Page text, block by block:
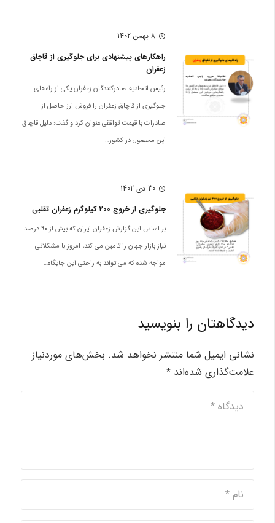
schedule 8 بهمن 1402
راهکارهای پیشنهادی برای جلوگیری از قاچاق
زعفران
رئیس اتحادیه صادرکنندگان زعفران یکی از راه‌های
جلوگیری از قاچاق زعفران را فروش ارز حاصل از
صادرات با قیمت توافقی عنوان کرد و گفت: دلیل قاچاق
این محصول در کشور…
schedule 30 دی 1402
جلوگیری از خروج ۲۰۰ کیلوگرم زعفران تقلبی
بر اساس این گزارش زعفران ایران که بیش از ۹۰ درصد
نیاز بازار جهان را تامین می کند، امروز با مشکلاتی
مواجه شده که می تواند به راحتی این جایگاه…
دیدگاهتان را بنویسید
نشانی ایمیل شما منتشر نخواهد شد. بخش‌های موردنیاز
علامت‌گذاری شده‌اند*